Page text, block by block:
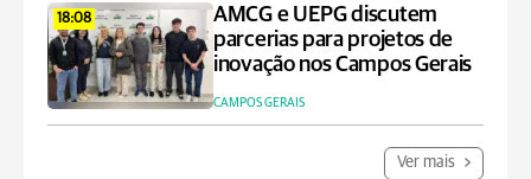
18:08
AMCG e UEPG discutem
parcerias para projetos de
inovação nos Campos Gerais
CAMPOS GERAIS
Ver mais